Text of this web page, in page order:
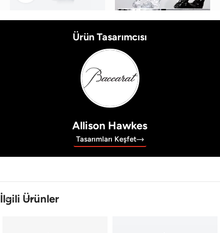
Ürün Tasarımcısı
Allison Hawkes
Tasarımları Keşfet
İlgili Ürünler